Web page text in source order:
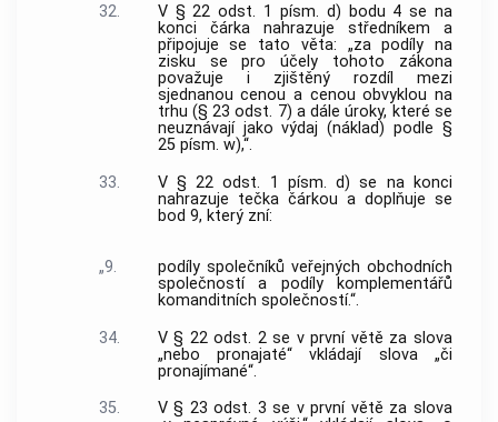
32.
V § 22 odst. 1 písm. d) bodu 4 se na
konci čárka nahrazuje středníkem a
připojuje se tato věta: „za podíly na
zisku se pro účely tohoto zákona
považuje i zjištěný rozdíl mezi
sjednanou cenou a cenou obvyklou na
trhu (§ 23 odst. 7) a dále úroky, které se
neuznávají jako výdaj (náklad) podle §
25 písm. w),“.
33.
V § 22 odst. 1 písm. d) se na konci
nahrazuje tečka čárkou a doplňuje se
bod 9, který zní:
„9.
podíly společníků veřejných obchodních
společností a podíly komplementářů
komanditních společností.“.
34.
V § 22 odst. 2 se v první větě za slova
„nebo pronajaté“ vkládají slova „či
pronajímané“.
35.
V § 23 odst. 3 se v první větě za slova